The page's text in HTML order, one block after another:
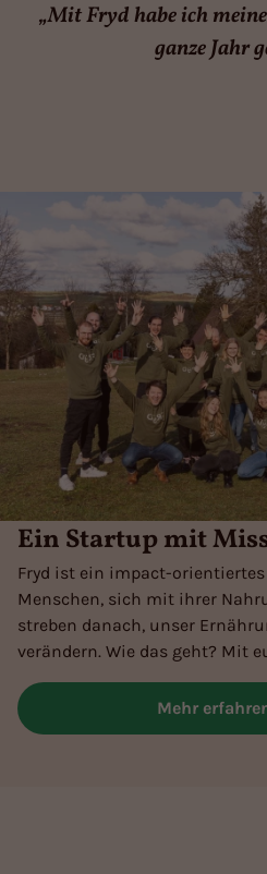
„Mit Fryd habe ich
ganze Jahr
Ein Startup mit
Fryd ist ein impact-
Menschen, sich mit ihrer
streben danach, unser
verändern. Wie das geht? Mit
Mehr